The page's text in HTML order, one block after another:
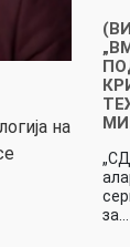
на
за…